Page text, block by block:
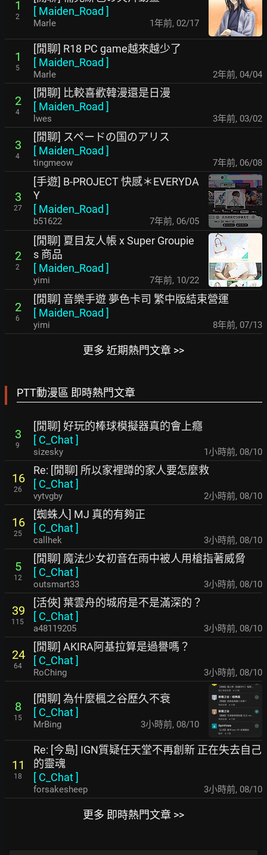
1
2
[ Maiden_Road ]
Marle 1年前, 02/17
1
5
[閒聊] R18 PC game越來越少了
[ Maiden_Road ]
Marle 2年前, 04/04
2
4
[閒聊] 比較喜歡韓漫還是日漫
[ Maiden_Road ]
lwes 3年前, 03/02
3
4
[閒聊] スペードの国のアリス
[ Maiden_Road ]
tingmeow 7年前, 06/08
3
27
[手遊] B-PROJECT 快感＊EVERYDA
Y
[ Maiden_Road ]
b51622 7年前, 06/05
2
2
[閒聊] 夏目友人帳 x Super Groupie
s 商品
[ Maiden_Road ]
yimi 7年前, 10/22
2
6
[閒聊] 音樂手遊 夢色卡司 繁中版結束營運
[ Maiden_Road ]
yimi 8年前, 07/13
更多 近期熱門文章 >>
PTT動漫區 即時熱門文章
3
9
[閒聊] 好玩的棒球模擬器真的會上癮
[ C_Chat]
sizesky 1小時前, 08/10
16
26
Re: [閒聊] 所以家裡蹲的家人要怎麼救
[ C_Chat]
vytvgby 2小時前, 08/10
16
25
[蜘蛛人] MJ 真的有夠正
[ C_Chat]
callhek 3小時前, 08/10
5
12
[閒聊] 魔法少女初音在雨中被人用槍指著威脅
[ C_Chat]
outsmart33 3小時前, 08/10
39
115
[活俠] 葉雲舟的城府是不是滿深的？
[ C_Chat]
a48119205 3小時前, 08/10
24
64
[閒聊] AKIRA阿基拉算是過譽嗎？
[ C_Chat]
RoChing 3小時前, 08/10
8
15
[閒聊] 為什麼楓之谷歷久不衰
[ C_Chat]
MrBing 3小時前, 08/10
11
18
Re: [今島] IGN質疑任天堂不再創新 正在失去自己
的靈魂
[ C_Chat]
forsakesheep 3小時前, 08/10
更多 即時熱門文章 >>